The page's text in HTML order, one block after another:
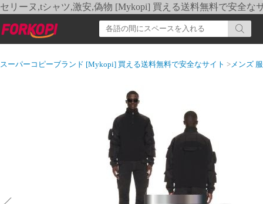
セリーヌ,tシャツ,激安,偽物 [Mykopi] 買える送料無料で安全な
スーパーコピーブランド [Mykopi] 買える送料無料で安全なサイト >メンズ 服